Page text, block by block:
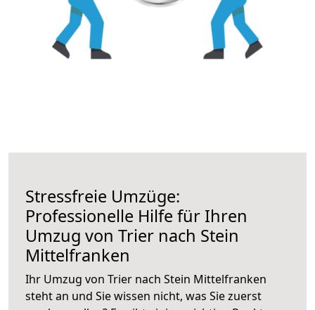
Stressfreie Umzüge:
Professionelle Hilfe für Ihren
Umzug von Trier nach Stein
Mittelfranken
Ihr Umzug von Trier nach Stein Mittelfranken
steht an und Sie wissen nicht, was Sie zuerst